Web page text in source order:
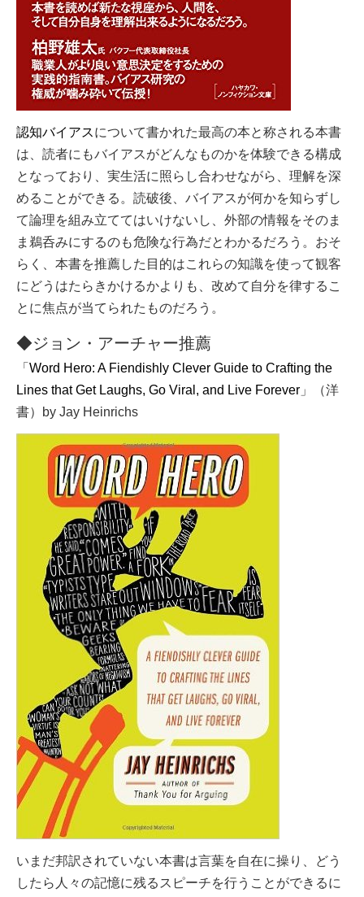
認知バイアスについて書かれた最高の本と称される本書
は、読者にもバイアスがどんなものかを体験できる構成
となっており、実生活に照らし合わせながら、理解を深
めることができる。読破後、バイアスが何かを知らずし
て論理を組み立ててはいけないし、外部の情報をそのま
ま鵜呑みにするのも危険な行為だとわかるだろう。おそ
らく、本書を推薦した目的はこれらの知識を使って観客
にどうはたらきかけるかよりも、改めて自分を律するこ
とに焦点が当てられたものだろう。
◆ジョン・アーチャー推薦
「 Word Hero: A Fiendishly Clever Guide to Crafting the
Lines that Get Laughs, Go Viral, and Live Forever 」（洋
書）by Jay Heinrichs
いまだ邦訳されていない本書は言葉を自在に操り、どう
したら人々の記憶に残るスピーチを行うことができるに